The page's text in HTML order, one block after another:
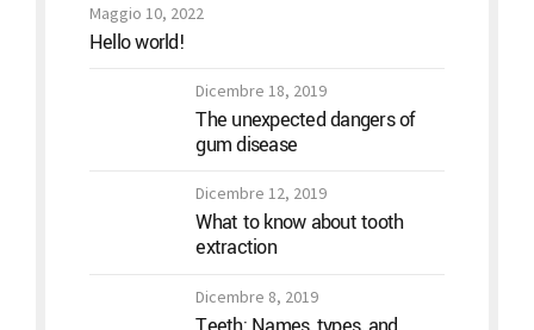
Maggio 10, 2022
Hello world!
Dicembre 18, 2019
The unexpected dangers of
gum disease
Dicembre 12, 2019
What to know about tooth
extraction
Dicembre 8, 2019